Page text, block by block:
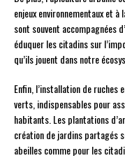
enjeux environnementaux et
sont souvent accompagnées
éduquer les citadins sur
qu’ils jouent dans notre
Enfin, l’installation de ruches
verts, indispensables pour
habitants. Les plantations
création de jardins partagés
abeilles comme pour les